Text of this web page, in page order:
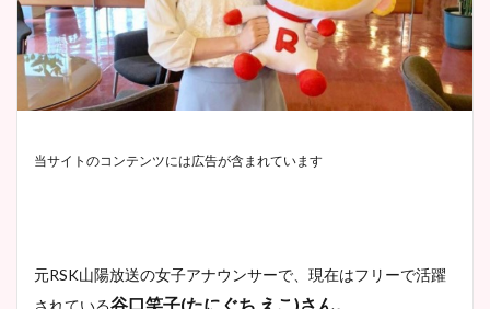
当サイトのコンテンツには広告が含まれています
元RSK山陽放送の女子アナウンサーで、現在はフリーで活躍
されている谷口笑子(たにぐち えこ)さん。